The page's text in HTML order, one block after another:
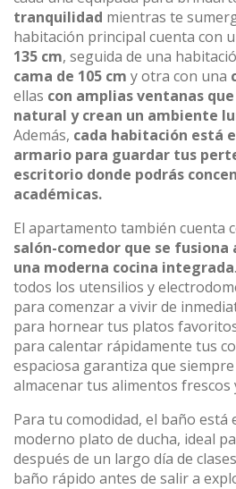
tranquilidad mientras te
habitación principal cuenta con
135 cm, seguida de una
cama de 105 cm y otra con una
ellas con amplias ventanas
natural y crean un ambiente
Además, cada habitación está
armario para guardar tus
escritorio donde podrás
académicas.
El apartamento también cuenta
salón-comedor que se
una moderna cocina integrada
todos los utensilios y
para comenzar a vivir de
para hornear tus platos
para calentar rápidamente tus
espaciosa garantiza que
almacenar tus alimentos frescos
Para tu comodidad, el baño está
moderno plato de ducha, ideal
después de un largo día de
baño rápido antes de salir a